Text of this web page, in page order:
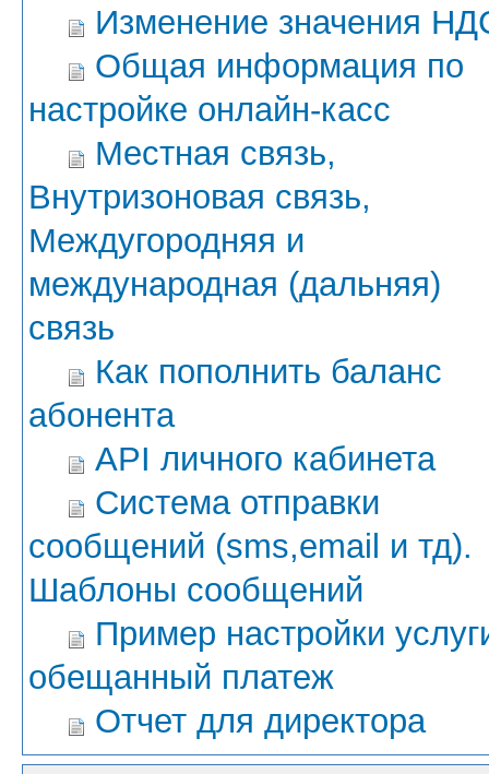
Изменение значения
Общая информация по
настройке онлайн-касс
Местная связь,
Внутризоновая связь,
Междугородняя и
международная (дальняя)
связь
Как пополнить баланс
абонента
API личного кабинета
Система отправки
сообщений (sms,email и тд).
Шаблоны сообщений
Пример настройки
обещанный платеж
Отчет для директора